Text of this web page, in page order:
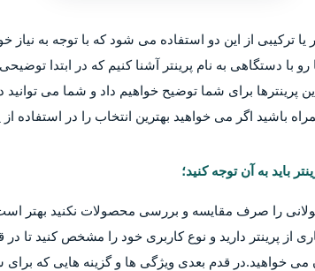
ترکیبی از این دو استفاده می شود که با توجه به نیاز
با دستگاهی به نام پرینتر آشنا کنیم که در ابتدا
پرینترها برای شما توضیح خواهیم داد و شما می توانید
باشید اگر می خواهید بهترین انتخاب را در استفاده از
باید به آن توجه کنید؛
را صرف مقایسه و بررسی محصولات نکنید بهتر
از پرینتر دارید و نوع کاربری خود را مشخص کنید تا
خواهید.در قدم بعدی ویژگی ها و گزینه هایی که برای